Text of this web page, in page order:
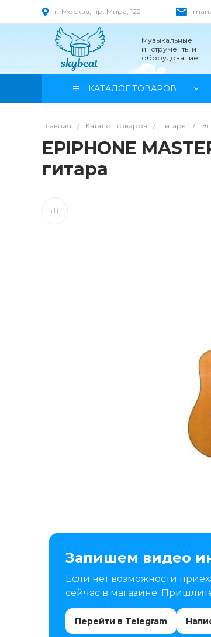
г. Москва, пр. Мира, 122
Музыкальные
инструменты и
оборудование
КАТАЛОГ ТОВАРОВ
Главная / Каталог товаров / Гитары /
EPIPHONE
гитара
Запишем видео
Если нет возможности
сейчас в магазине.
Перейти в Telegram